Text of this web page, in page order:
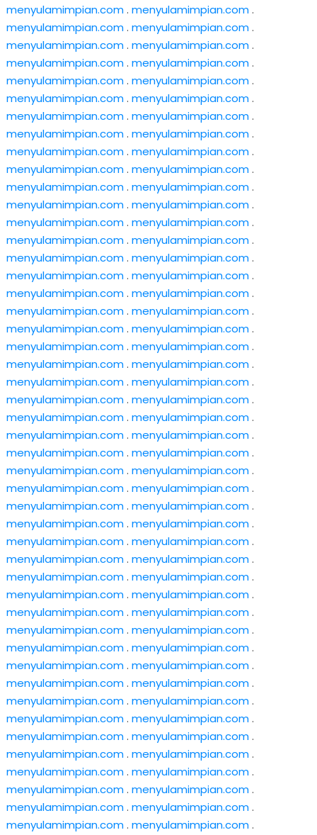
menyulamimpian.com. menyulamimpian.com.
menyulamimpian.com. menyulamimpian.com.
menyulamimpian.com. menyulamimpian.com.
menyulamimpian.com. menyulamimpian.com.
menyulamimpian.com. menyulamimpian.com.
menyulamimpian.com. menyulamimpian.com.
menyulamimpian.com. menyulamimpian.com.
menyulamimpian.com. menyulamimpian.com.
menyulamimpian.com. menyulamimpian.com.
menyulamimpian.com. menyulamimpian.com.
menyulamimpian.com. menyulamimpian.com.
menyulamimpian.com. menyulamimpian.com.
menyulamimpian.com. menyulamimpian.com.
menyulamimpian.com. menyulamimpian.com.
menyulamimpian.com. menyulamimpian.com.
menyulamimpian.com. menyulamimpian.com.
menyulamimpian.com. menyulamimpian.com.
menyulamimpian.com. menyulamimpian.com.
menyulamimpian.com. menyulamimpian.com.
menyulamimpian.com. menyulamimpian.com.
menyulamimpian.com. menyulamimpian.com.
menyulamimpian.com. menyulamimpian.com.
menyulamimpian.com. menyulamimpian.com.
menyulamimpian.com. menyulamimpian.com.
menyulamimpian.com. menyulamimpian.com.
menyulamimpian.com. menyulamimpian.com.
menyulamimpian.com. menyulamimpian.com.
menyulamimpian.com. menyulamimpian.com.
menyulamimpian.com. menyulamimpian.com.
menyulamimpian.com. menyulamimpian.com.
menyulamimpian.com. menyulamimpian.com.
menyulamimpian.com. menyulamimpian.com.
menyulamimpian.com. menyulamimpian.com.
menyulamimpian.com. menyulamimpian.com.
menyulamimpian.com. menyulamimpian.com.
menyulamimpian.com. menyulamimpian.com.
menyulamimpian.com. menyulamimpian.com.
menyulamimpian.com. menyulamimpian.com.
menyulamimpian.com. menyulamimpian.com.
menyulamimpian.com. menyulamimpian.com.
menyulamimpian.com. menyulamimpian.com.
menyulamimpian.com. menyulamimpian.com.
menyulamimpian.com. menyulamimpian.com.
menyulamimpian.com. menyulamimpian.com.
menyulamimpian.com. menyulamimpian.com.
menyulamimpian.com. menyulamimpian.com.
menyulamimpian.com. menyulamimpian.com.